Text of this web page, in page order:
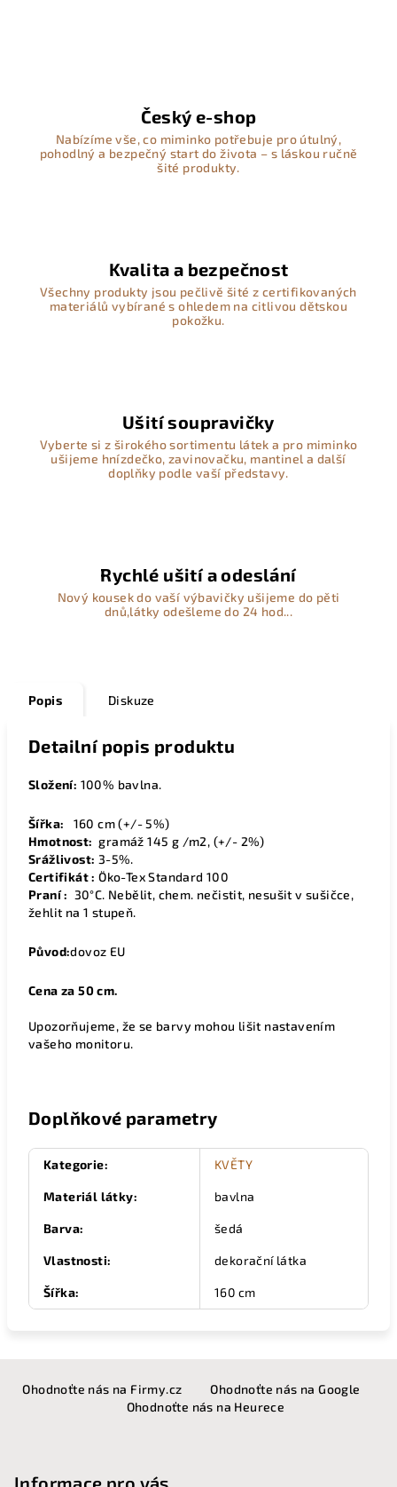
Český e-shop
Nabízíme vše, co miminko potřebuje pro útulný,
pohodlný a bezpečný start do života – s láskou ručně
šité produkty.
Kvalita a bezpečnost
Všechny produkty jsou pečlivě šité z certifikovaných
materiálů vybírané s ohledem na citlivou dětskou
pokožku.
Ušití soupravičky
Vyberte si z širokého sortimentu látek a pro miminko
ušijeme hnízdečko, zavinovačku, mantinel a další
doplňky podle vaší představy.
Rychlé ušití a odeslání
Nový kousek do vaší výbavičky ušijeme do pěti
dnů,látky odešleme do 24 hod...
Popis Diskuze
Detailní popis produktu
Složení: 100% bavlna.
Šířka: 160cm (+/- 5%)
Hmotnost: gramáž 145 g /m2, (+/- 2%)
Srážlivost: 3-5%.
Certifikát : Öko-Tex Standard 100
Praní : 30°C. Nebělit, chem. nečistit, nesušit v sušičce,
žehlit na 1 stupeň.
Původ:dovoz EU
Cena za 50 cm.
Upozorňujeme, že se barvy mohou lišit nastavením
vašeho monitoru.
Doplňkové parametry
Kategorie: KVĚTY
Materiál látky: bavlna
Barva: šedá
Vlastnosti: dekorační látka
Šířka: 160 cm
Ohodnoťte nás na Firmy.cz
Ohodnoťte nás na Google
Ohodnoťte nás na Heurece
Informace pro vás